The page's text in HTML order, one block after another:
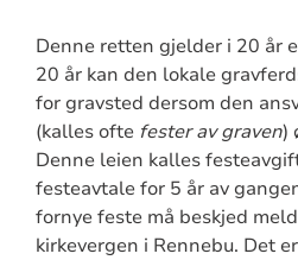
Denne retten gjelder i 20 år
20 år kan den lokale
for gravsted dersom den
(kalles ofte fester av graven)
Denne leien kalles
festeavtale for 5 år av
fornye feste må beskjed
kirkevergen i Rennebu. Det